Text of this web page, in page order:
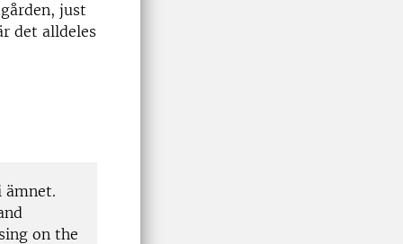
just
det alldeles
ämnet.
on the